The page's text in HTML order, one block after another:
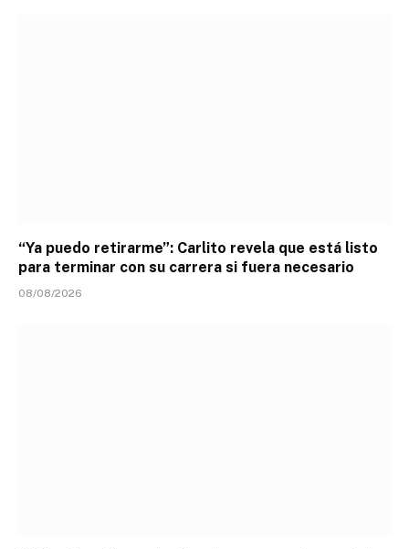
“Ya puedo retirarme”: Carlito revela que está listo
para terminar con su carrera si fuera necesario
08/08/2026